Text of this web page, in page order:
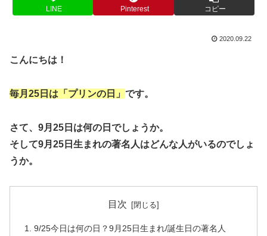
LINE Pinterest コピー
2020.09.22
こんにちは！
毎月25日は「プリンの日」 です。
さて、9月25日は何の日でしょうか。
そして9月25日生まれの著名人はどんな人がいるのでしょ
うか。
目次
9/25今日は何の日？9月25日生まれ/誕生日の著名人